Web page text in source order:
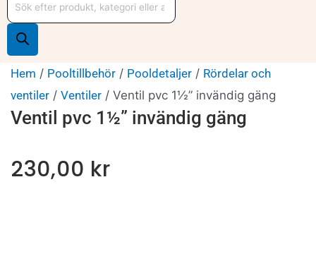
Hem / Pooltillbehör / Pooldetaljer / Rördelar och
ventiler / Ventiler / Ventil pvc 1½” invändig gäng
Ventil pvc 1½” invändig gäng
230,00 kr